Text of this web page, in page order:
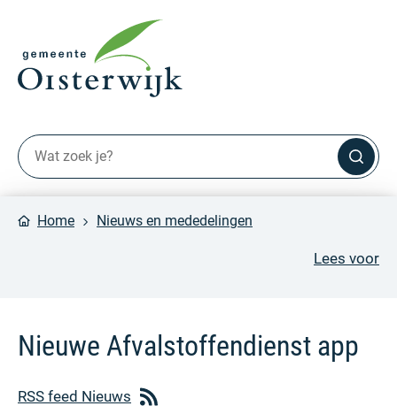
Home Nieuws en mededelingen
Lees voor
Nieuwe Afvalstoffendienst app
RSS feed Nieuws